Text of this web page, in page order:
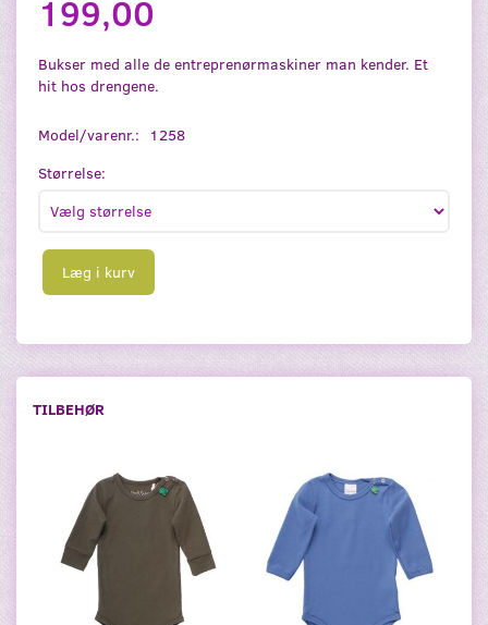
199,00
Bukser med alle de entreprenørmaskiner man kender. Et
hit hos drengene.
Model/varenr.:
1258
Størrelse:
Læg i kurv
TILBEHØR